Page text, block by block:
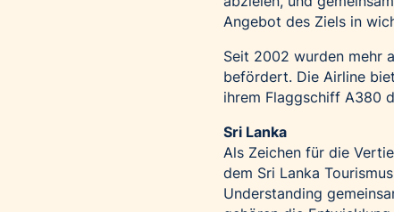
Angebot des Ziels in
Seit 2002 wurden mehr
befördert. Die Airline
ihrem Flaggschiff A380
Sri Lanka
Als Zeichen für die
dem Sri Lanka
Understanding